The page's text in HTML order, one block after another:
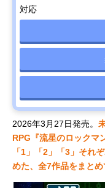
対応
2026年3月27日発売。
RPG『流星のロックマ
「1」「2」「3」それ
めた、全7作品をまと